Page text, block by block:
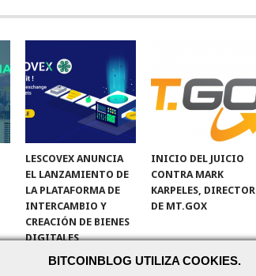
LESCOVEX ANUNCIA
EL LANZAMIENTO DE
LA PLATAFORMA DE
INTERCAMBIO Y
CREACIÓN DE BIENES
DIGITALES
INICIO DEL JUICIO
CONTRA MARK
KARPELES, DIRECTOR
DE MT.GOX
BITCOINBLOG UTILIZA COOKIES.